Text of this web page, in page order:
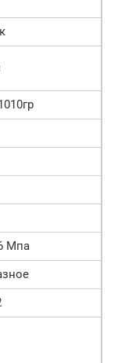
Мпа